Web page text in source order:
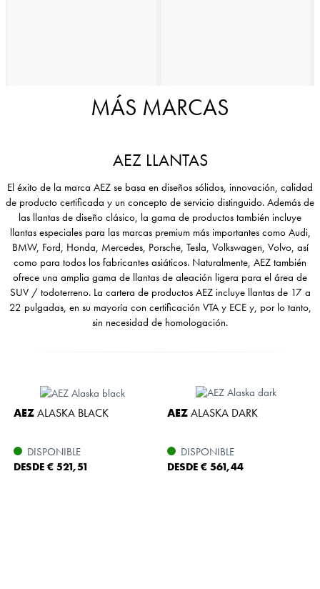
AEZ LLANTAS
El éxito de la marca AEZ se basa en diseños sólidos, innovación, calidad
de producto certificada y un concepto de servicio distinguido. Además de
las llantas de diseño clásico, la gama de productos también incluye
llantas especiales para las marcas premium más importantes como Audi,
BMW, Ford, Honda, Mercedes, Porsche, Tesla, Volkswagen, Volvo, así
como para todos los fabricantes asiáticos. Naturalmente, AEZ también
ofrece una amplia gama de llantas de aleación ligera para el área de
SUV / todoterreno. La cartera de productos AEZ incluye llantas de 17 a
22 pulgadas, en su mayoría con certificación VTA y ECE y, por lo tanto,
sin necesidad de homologación.
AEZALASKA BLACK
DISPONIBLE
DESDE € 521,51
AEZALASKA DARK
DISPONIBLE
DESDE € 561,44